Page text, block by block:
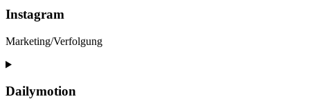
service
youtube
Instagram
Marketing/Verfolgung
Consent
service
instagram
Dailymotion